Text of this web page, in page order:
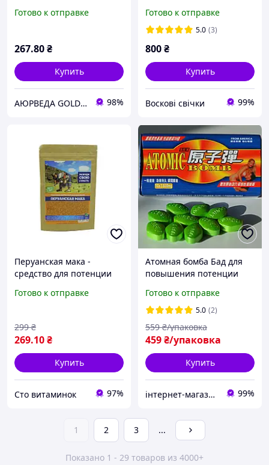
HIMALAYA 60 таб.,
Готово к отправке
267.80₴
Купить
АЮРВЕДА GOLD - магазин аюрведических средств для здоровья 98%
от разных мужских
болезней 10 шт
Готово к отправке
5.0 (3)
800₴
Купить
Воскові свічки 99%
Перуанская мака -
средство для потенции
Готово к отправке
269.10₴
299 ₴
Купить
Сто витаминок 97%
Атомная бомба Бад для
повышения потенции
Эффективное средство
для мужчин Exclusive
Edition
Готово к отправке
5.0 (2)
459₴/упаковка
559 ₴/упаковка
Купить
інтернет-магазин Кіт Муркіт 99%
1 2 3 ...
Показано 1 - 29 товаров из 4000+